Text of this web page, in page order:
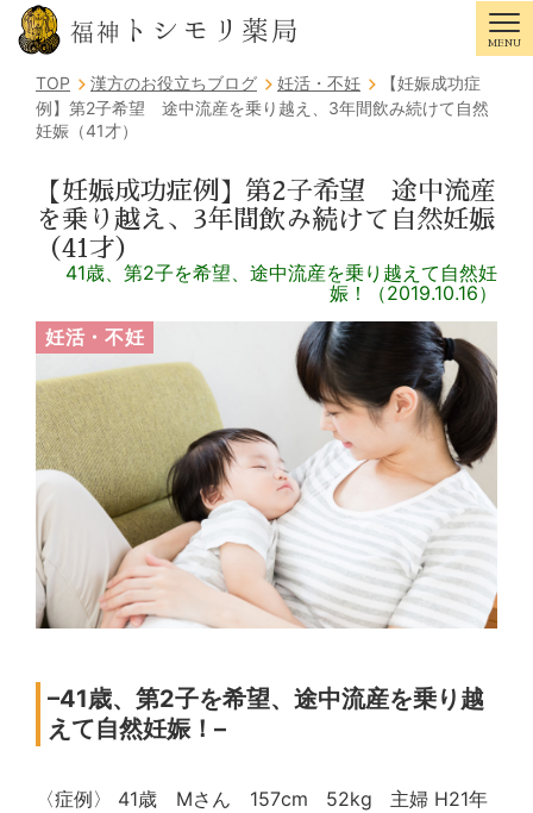
福神 トシモリ薬局 MENU
TOP
漢方のお役立ちブログ 妊活・不妊
【妊娠成功症
例】第2子希望 途中流産を乗り越え、3年間飲み続けて自然
妊娠（41才）
【妊娠成功症例】第2子希望 途中流産
を乗り越え、3年間飲み続けて自然妊娠
（41才）
41歳、第2子を希望、途中流産を乗り越えて自然妊
娠！（2019.10.16）
妊活・不妊
–41歳、第2子を希望、途中流産を乗り越
えて自然妊娠！–
〈症例〉 41歳 Mさん 157cm 52kg 主婦 H21年